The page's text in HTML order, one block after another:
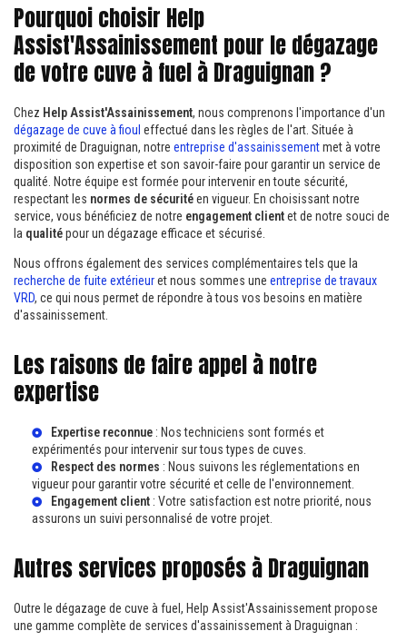
Pourquoi choisir Help
Assist'Assainissement pour le dégazage
de votre cuve à fuel à Draguignan ?
Chez Help Assist'Assainissement, nous comprenons l'importance d'un
dégazage de cuve à fioul effectué dans les règles de l'art. Située à
proximité de Draguignan, notre entreprise d'assainissementmet à votre
disposition son expertise et son savoir-faire pour garantir un service de
qualité. Notre équipe est formée pour intervenir en toute sécurité,
respectant les normes de sécuritéen vigueur. En choisissant notre
service, vous bénéficiez de notre engagement clientet de notre souci de
la qualitépour un dégazage efficace et sécurisé.
Nous offrons également des services complémentaires tels que la
recherche de fuite extérieuret nous sommes une entreprise de travaux
VRD, ce qui nous permet de répondre à tous vos besoins en matière
d'assainissement.
Les raisons de faire appel à notre
expertise
Expertise reconnue : Nos techniciens sont formés et
expérimentés pour intervenir sur tous types de cuves.
Respect des normes : Nous suivons les réglementations en
vigueur pour garantir votre sécurité et celle de l'environnement.
Engagement client : Votre satisfaction est notre priorité, nous
assurons un suivi personnalisé de votre projet.
Autres services proposés à Draguignan
Outre le dégazage de cuve à fuel, Help Assist'Assainissement propose
une gamme complète de services d'assainissement à Draguignan :